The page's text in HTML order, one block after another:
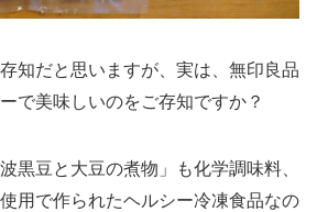
知だと思いますが、実は、無印良品
で美味しいのをご存知ですか？
黒豆と大豆の煮物」も化学調味料、
用で作られたヘルシー冷凍食品なの